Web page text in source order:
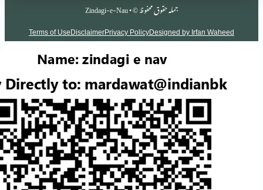
Designed by
Privacy Policy
Disclaimer
Terms of Use